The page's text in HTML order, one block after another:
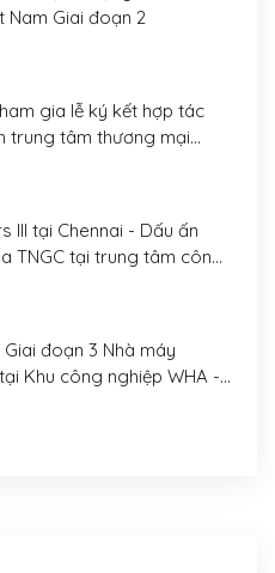
Nam Giai đoạn 2
gia lễ ký kết hợp tác
trung tâm thương mại
mô lớn tại Đà Nẵng và Bắc
III tại Chennai - Dấu ấn
TNGC tại trung tâm công
châu Á
đoạn 3 Nhà máy
Khu công nghiệp WHA -